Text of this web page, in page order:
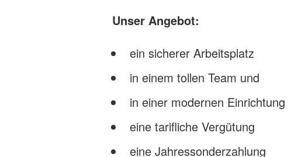
Unser Angebot:
ein sicherer Arbeitsplatz
in einem tollen Team und
in einer modernen Einrichtung
eine tarifliche Vergütung
eine Jahressonderzahlung